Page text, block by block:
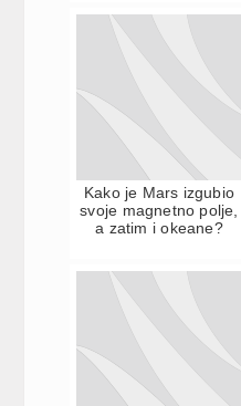
Kako je Mars izgubio
svoje magnetno polje,
a zatim i okeane?